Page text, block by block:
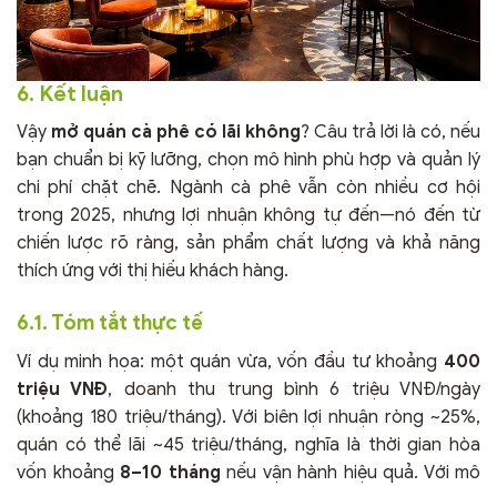
6. Kết luận
Vậy mở quán cà phê có lãi không? Câu trả lời là có, nếu
bạn chuẩn bị kỹ lưỡng, chọn mô hình phù hợp và quản lý
chi phí chặt chẽ. Ngành cà phê vẫn còn nhiều cơ hội
trong 2025, nhưng lợi nhuận không tự đến—nó đến từ
chiến lược rõ ràng, sản phẩm chất lượng và khả năng
thích ứng với thị hiếu khách hàng.
6.1. Tóm tắt thực tế
Ví dụ minh họa: một quán vừa, vốn đầu tư khoảng 400
triệu VNĐ, doanh thu trung bình 6 triệu VNĐ/ngày
(khoảng 180 triệu/tháng). Với biên lợi nhuận ròng ~25%,
quán có thể lãi ~45 triệu/tháng, nghĩa là thời gian hòa
vốn khoảng 8–10 tháng nếu vận hành hiệu quả. Với mô